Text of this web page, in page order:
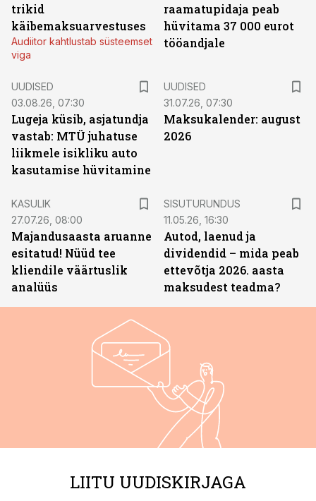
trikid
käibemaksuarvestuses
Audiitor kahtlustab süsteemset
viga
raamatupidaja peab
hüvitama 37 000 eurot
tööandjale
UUDISED
03.08.26, 07:30
Lugeja küsib, asjatundja
vastab: MTÜ juhatuse
liikmele isikliku auto
kasutamise hüvitamine
UUDISED
31.07.26, 07:30
Maksukalender: august
2026
KASULIK
27.07.26, 08:00
Majandusaasta aruanne
esitatud! Nüüd tee
kliendile väärtuslik
analüüs
SISUTURUNDUS
11.05.26, 16:30
Autod, laenud ja
dividendid – mida peab
ettevõtja 2026. aasta
maksudest teadma?
LIITU UUDISKIRJAGA